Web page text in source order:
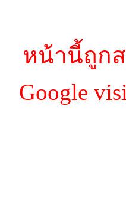
หน้านี้ถูกส
Google